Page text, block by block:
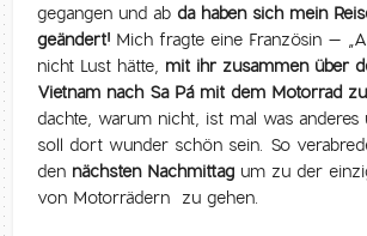
gegangen und abda haben sich mein
geändert! Mich fragte eine Französin –
nicht Lust hätte, mit ihr zusammen über
Vietnam nach Sa Pá mit dem Motorrad
dachte, warum nicht, ist mal was anderes
soll dort wunder schön sein. So
den nächsten Nachmittag um zu der
von Motorrädern zu gehen.